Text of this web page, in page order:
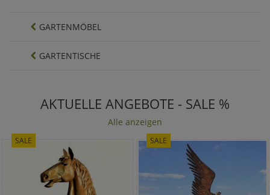
GARTENMÖBEL
GARTENTISCHE
AKTUELLE ANGEBOTE - SALE %
Alle anzeigen
SALE SALE